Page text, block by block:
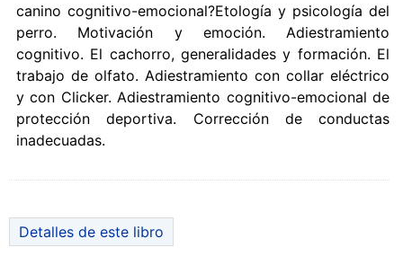
canino cognitivo-emocional?Etología y psicología del
perro. Motivación y emoción. Adiestramiento
cognitivo. El cachorro, generalidades y formación. El
trabajo de olfato. Adiestramiento con collar eléctrico
y con Clicker. Adiestramiento cognitivo-emocional de
protección deportiva. Corrección de conductas
inadecuadas.
Detalles de este libro